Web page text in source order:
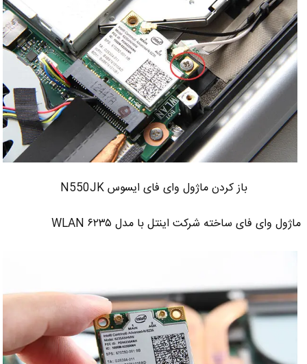
باز کردن ماژول وای فای ایسوس N550JK
ماژول وای فای ساخته شرکت اینتل با مدل ۶۲۳۵ WLAN